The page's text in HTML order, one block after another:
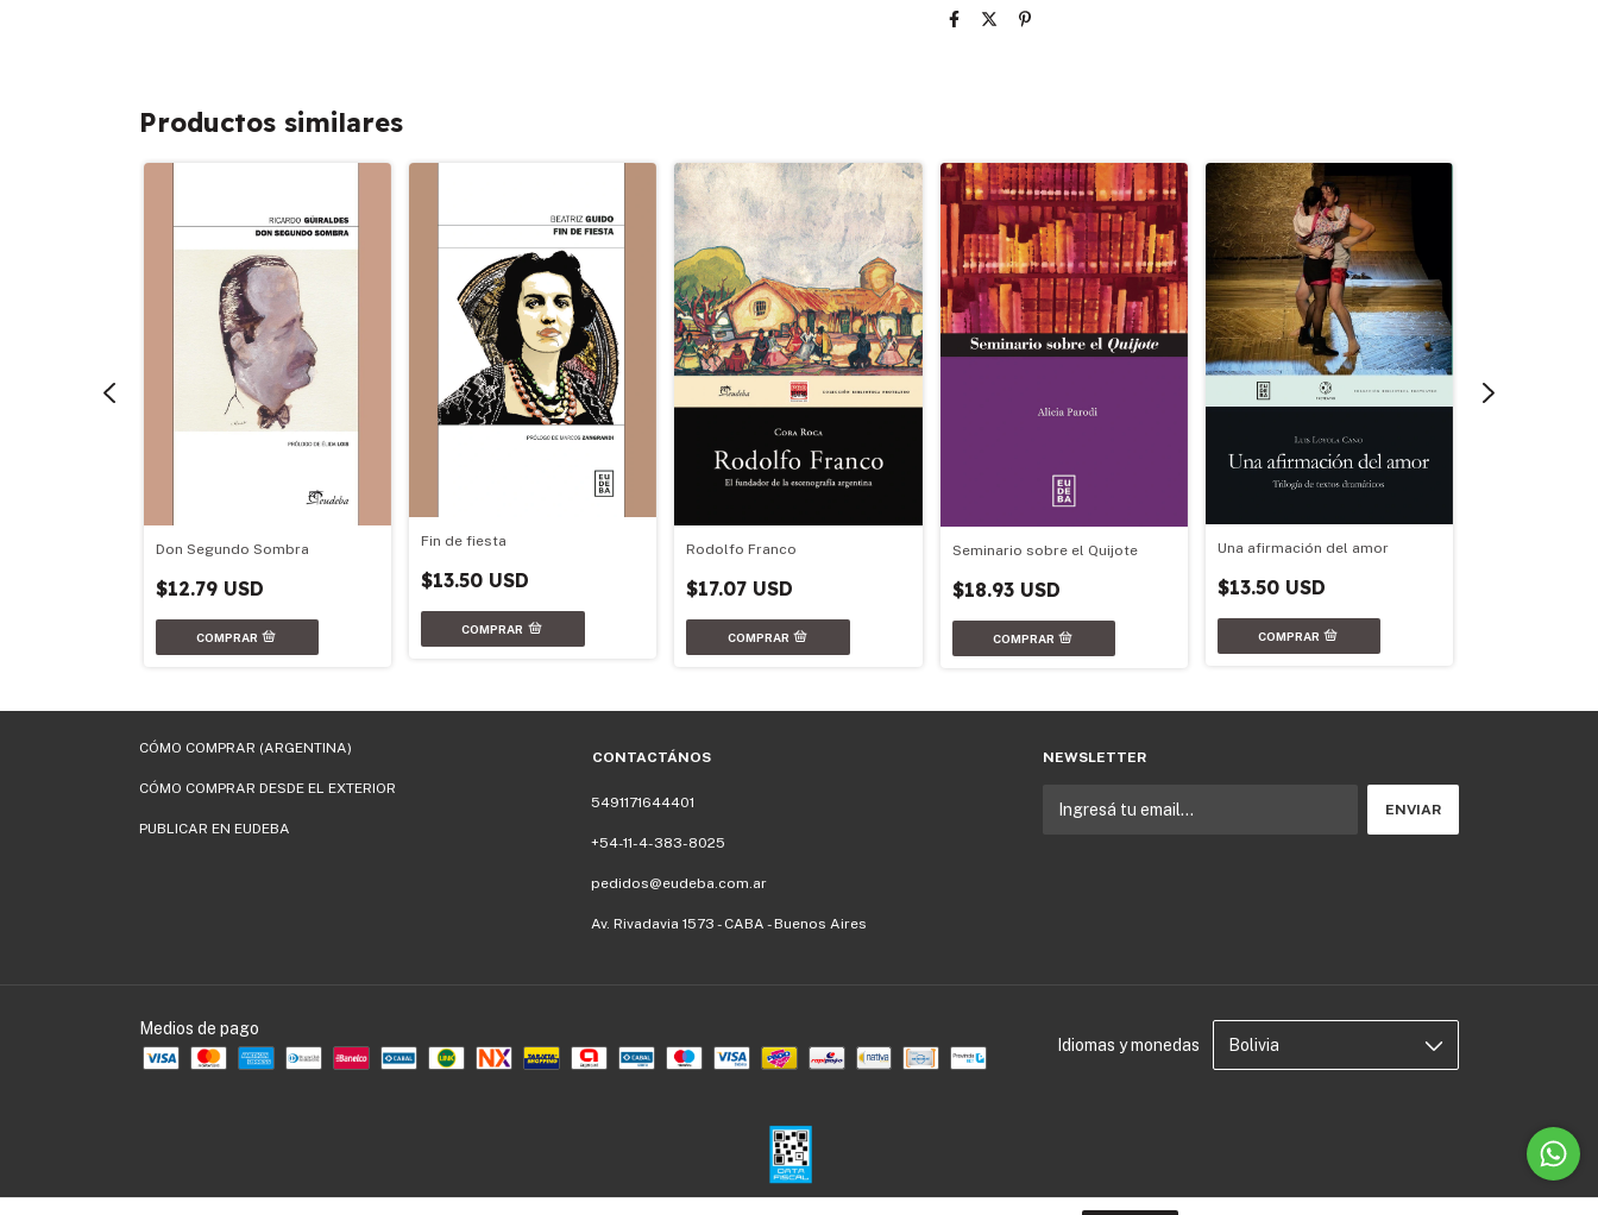
Productos similares
Don Segundo Sombra
$12.79 USD
Fin de fiesta
$13.50 USD
Rodolfo Franco
$17.07 USD
Seminario sobre el Quijote
$18.93 USD
Una afirmación del amor
$13.50 USD
CÓMO COMPRAR (ARGENTINA)
CÓMO COMPRAR DESDE EL EXTERIOR
PUBLICAR EN EUDEBA
CONTACTÁNOS
5491171644401
+54-11-4-383-8025
pedidos@eudeba.com.ar
Av. Rivadavia 1573 - CABA - Buenos Aires
NEWSLETTER
Medios de pago
Idiomas y monedas